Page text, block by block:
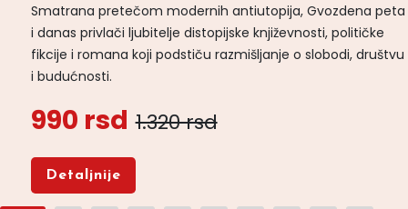
Smatrana pretečom modernih antiutopija, Gvozdena peta
i danas privlači ljubitelje distopijske književnosti, političke
fikcije i romana koji podstiču razmišljanje o slobodi, društvu
i budućnosti.
990 rsd 1.320 rsd
Detaljnije